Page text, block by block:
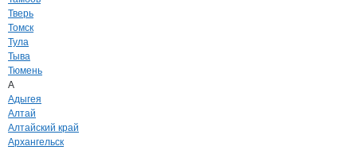
Тверь
Томск
Тула
Тыва
Тюмень
А
Адыгея
Алтай
Алтайский край
Архангельск